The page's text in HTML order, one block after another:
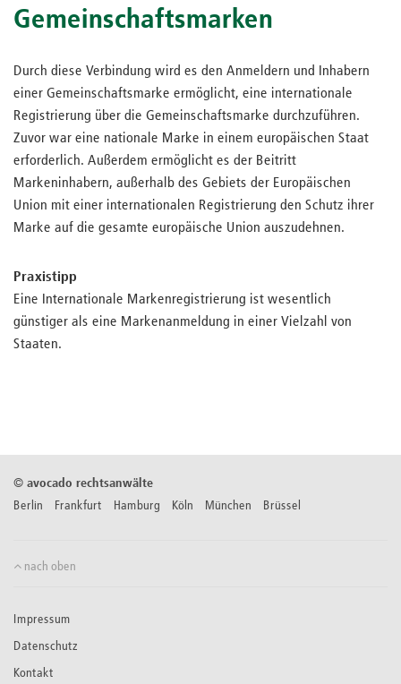
Gemeinschaftsmarken
Durch diese Verbindung wird es den Anmeldern und Inhabern
einer Gemeinschaftsmarke ermöglicht, eine internationale
Registrierung über die Gemeinschaftsmarke durchzuführen.
Zuvor war eine nationale Marke in einem europäischen Staat
erforderlich. Außerdem ermöglicht es der Beitritt
Markeninhabern, außerhalb des Gebiets der Europäischen
Union mit einer internationalen Registrierung den Schutz ihrer
Marke auf die gesamte europäische Union auszudehnen.
Praxistipp
Eine Internationale Markenregistrierung ist wesentlich
günstiger als eine Markenanmeldung in einer Vielzahl von
Staaten.
© avocado rechtsanwälte
Berlin Frankfurt Hamburg Köln München Brüssel
nach oben
Impressum
Datenschutz
Kontakt